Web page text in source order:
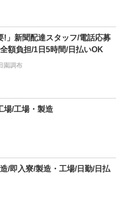
!」新聞配達スタッフ/電話応募
額負担/1日5時間/日払いOK
園調布
場/工場・製造
/即入寮/製造・工場/日勤/日払